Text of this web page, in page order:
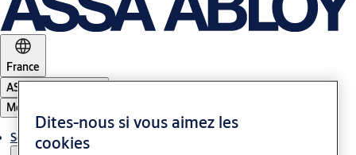
France
ASSA ABLOY Group
Menu
Solutions
Dites-nous si vous aimez les
cookies